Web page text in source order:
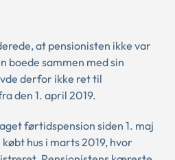
at pensionisten ikke var
boede sammen med sin
derfor ikke ret til
den 1. april 2019.
førtidspension siden 1. maj
hus i marts 2019, hvor